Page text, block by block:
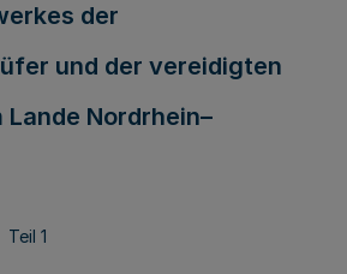
der
und der vereidigten
Nordrhein–
Teil 1